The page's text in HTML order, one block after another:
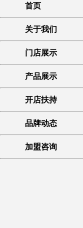
首页
关于我们
门店展示
产品展示
开店扶持
品牌动态
加盟咨询